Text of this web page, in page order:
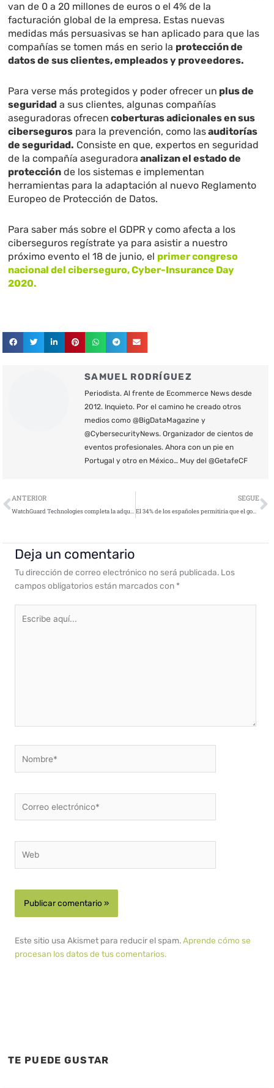
van de 0 a 20 millones de euros o el 4% de la
facturación global de la empresa. Estas nuevas
medidas más persuasivas se han aplicado para que las
compañías se tomen más en serio la protección de
datos de sus clientes, empleados y proveedores.
Para verse más protegidos y poder ofrecer un plus de
seguridad a sus clientes, algunas compañías
aseguradoras ofrecen coberturas adicionales en sus
ciberseguros para la prevención, como lasauditorías
de seguridad. Consiste en que, expertos en seguridad
de la compañía aseguradora analizan el estado de
protección de los sistemas e implementan
herramientas para la adaptación al nuevo Reglamento
Europeo de Protección de Datos.
Para saber más sobre el GDPR y como afecta a los
ciberseguros regístrate ya para asistir a nuestro
próximo evento el 18 de junio, el primer congreso
nacional del ciberseguro, Cyber-Insurance Day
2020.
SAMUEL RODRÍGUEZ
Periodista. Al frente de Ecommerce News desde
2012. Inquieto. Por el camino he creado otros
medios como @BigDataMagazine y
@CybersecurityNews. Organizador de cientos de
eventos profesionales. Ahora con un pie en
Portugal y otro en México… Muy del @GetafeCF
Ant
ANTERIOR
WatchGuard Technologies completa la adquisición de Panda Security
SEGUE
El 34% de los españoles permitiría que el gobierno supervisara su actividad en redes por seguridad
Deja un comentario
Tu dirección de correo electrónico no será publicada. Los
campos obligatorios están marcados con *
aquí...
electrónico*
Este sitio usa Akismet para reducir el spam.Aprende cómo se
procesan los datos de tus comentarios.
TE PUEDE GUSTAR